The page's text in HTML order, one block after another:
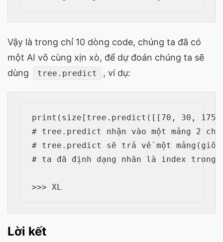
Vậy là trong chỉ 10 dòng code, chúng ta đã có
một AI vô cùng xịn xò, để dự đoán chúng ta sẽ
dùng
tree.predict , ví dụ:
print(size[tree.predict([[70, 30,
# tree.predict nhận vào một mảng 2
# tree.predict sẽ trả về một
# ta đã định dạng nhãn là index trong
Lời kết